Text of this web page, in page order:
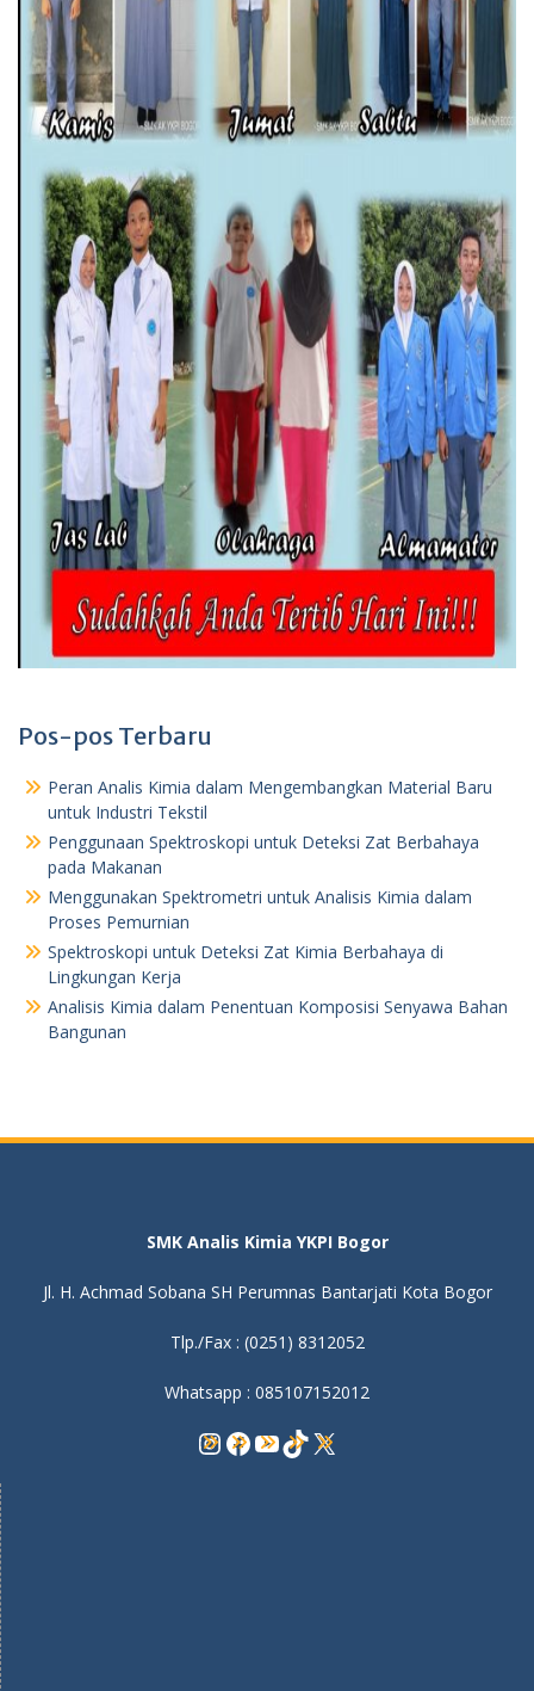
Pos-pos Terbaru
Peran Analis Kimia dalam Mengembangkan Material Baru
untuk Industri Tekstil
Penggunaan Spektroskopi untuk Deteksi Zat Berbahaya
pada Makanan
Menggunakan Spektrometri untuk Analisis Kimia dalam
Proses Pemurnian
Spektroskopi untuk Deteksi Zat Kimia Berbahaya di
Lingkungan Kerja
Analisis Kimia dalam Penentuan Komposisi Senyawa Bahan
Bangunan
SMK Analis Kimia YKPI Bogor
Jl. H. Achmad Sobana SH Perumnas Bantarjati Kota Bogor
Tlp./Fax : (0251) 8312052
Whatsapp : 085107152012
Instagram
Facebook
YouTube
TikTok
X